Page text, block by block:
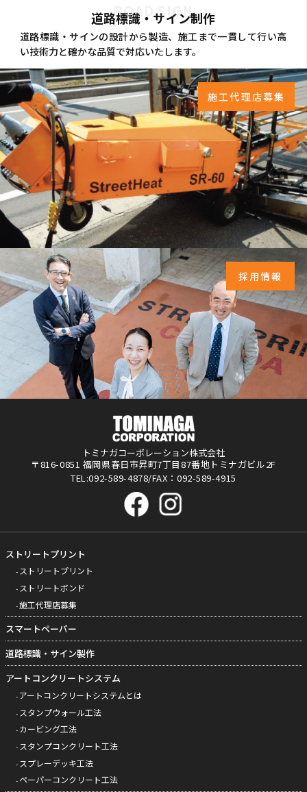
ROAD SIGN
道路標識・サイン制作
道路標識・サインの設計から製造、施工まで一貫して行い高
い技術力と確かな品質で対応いたします。
施工代理店募集
採用情報
トミナガコーポレーション株式会社
〒816-0851 福岡県春日市昇町7丁目87番地トミナガビル2F
TEL:092-589-4878/FAX：092-589-4915
ストリートプリント
ストリートプリント
ストリートボンド
施工代理店募集
スマートペーパー
道路標識・サイン製作
アートコンクリートシステム
アートコンクリートシステムとは
スタンプウォール工法
カービング工法
スタンプコンクリート工法
スプレーデッキ工法
ペーパーコンクリート工法